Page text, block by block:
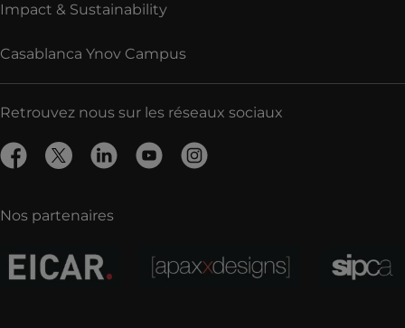
Impact & Sustainability
Casablanca Ynov Campus
Retrouvez nous sur les réseaux sociaux
Nos partenaires